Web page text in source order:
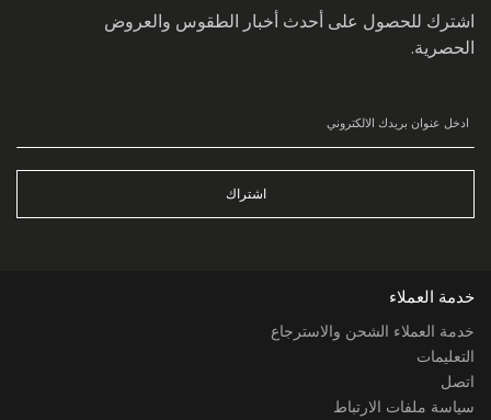
اشترك للحصول على أحدث أخبار الطقوس والعروض
الحصرية.
اشتراك
خدمة العملاء
خدمة العملاء الشحن والاسترجاع
التعليمات
اتصل
سياسة ملفات الارتباط